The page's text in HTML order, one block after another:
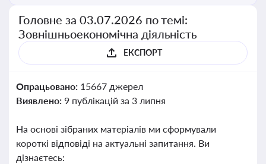
Головне за 03.07.2026 по темі:
Зовнішньоекономічна діяльність
ЕКСПОРТ
Опрацьовано: 15667 джерел
Виявлено: 9 публікацій за 3 липня
На основі зібраних матеріалів ми сформували
короткі відповіді на актуальні запитання. Ви
дізнаєтесь: